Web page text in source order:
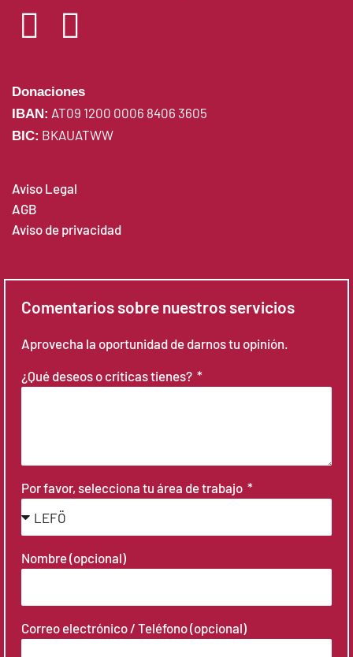
Donaciones
IBAN: AT09 1200 0006 8406 3605
BIC: BKAUATWW
Aviso Legal
AGB
Aviso de privacidad
Comentarios sobre nuestros servicios
Aprovecha la oportunidad de darnos tu opinión.
¿Qué deseos o críticas tienes?
Por favor, selecciona tu área de trabajo
Nombre (opcional)
Correo electrónico / Teléfono (opcional)